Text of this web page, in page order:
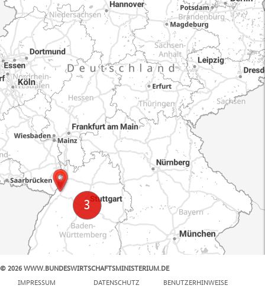
© 2026 WWW.BUNDESWIRTSCHAFTSMINISTERIUM.DE
IMPRESSUM
DATENSCHUTZ BENUTZERHINWEISE